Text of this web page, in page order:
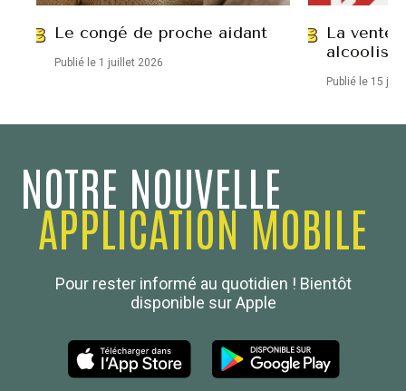
Le congé de proche aidant
Publié le 1 juillet 2026
La vente
Publié le 15
NOTRE NOUVELLE
APPLICATION MOBILE
Pour rester informé au quotidien ! Bientôt
disponible sur Apple
Boulanger de France
Les Nouvelles de la Boulangerie-Pâtisserie Française
27, av d’Eylau - 75782 Paris Cédex 16
01 53 70 16 25